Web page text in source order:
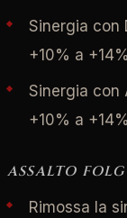
Sinergia con
+10% a
Sinergia con
+10% a
ASSALTO
Rimossa la